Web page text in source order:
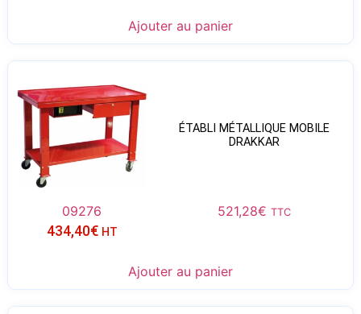
Ajouter au panier
ÉTABLI MÉTALLIQUE MOBILE
DRAKKAR
09276 521,28€ TTC
434,40€ HT
Ajouter au panier